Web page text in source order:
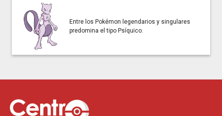
Entre los Pokémon legendarios y singulares
predomina el tipo Psíquico.